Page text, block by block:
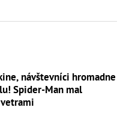
návštevníci hromadne
Spider-Man mal